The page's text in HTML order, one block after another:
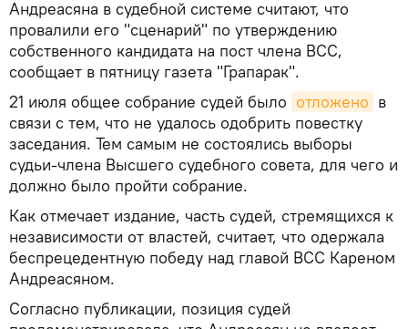
Андреасяна в судебной системе считают, что
провалили его "сценарий" по утверждению
собственного кандидата на пост члена ВСС,
сообщает в пятницу газета "Грапарак".
21 июля общее собрание судей было отложено в
связи с тем, что не удалось одобрить повестку
заседания. Тем самым не состоялись выборы
судьи-члена Высшего судебного совета, для чего и
должно было пройти собрание.
Как отмечает издание, часть судей, стремящихся к
независимости от властей, считает, что одержала
беспрецедентную победу над главой ВСС Кареном
Андреасяном.
Согласно публикации, позиция судей